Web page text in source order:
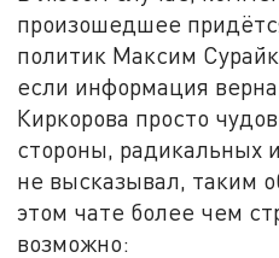
произошедшее
политик Максим
если информация
Киркорова просто
стороны, радикальных
не высказывал, таким
этом чате более чем
возможно: